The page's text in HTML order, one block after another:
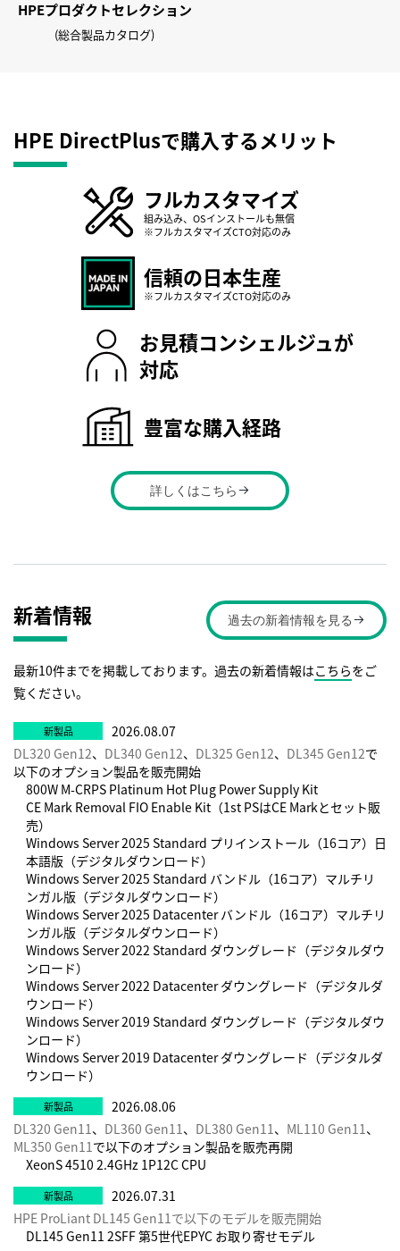
HPE ProLiant Gen11サーバーの “One-button セキュア消
去” は本当に “セキュア” なのか？
った魅惑の在宅勤務 ～ →
【前世紀AI技術者が語るシリーズ】AI学習サーバーとAI推論
サーバーって？ →
HPE Linux技術情報サイトの歩き方の概要 →
【連載】一歩先行くサーバー HPE ProLiant Gen11 サーバ
ーの特長 その3 ー最適化ー (後編)
【連載】一歩先行くサーバー HPE ProLiant Gen11 サーバ
ーの特長 その3 ー最適化ー (前編) →
の特長 その2 ーセキュリティ・バイ・デザインー →
【連載】一歩先行くサーバー HPE ProLiant Gen11 サーバ
【連載】一歩先行くサーバー HPE ProLiant Gen11 サーバ
HPE ProLiantサーバーとWindows Server 2022が、中堅・
中小企業向けのビジネスを変えます
中堅・中小企業のエッジコンピューティングによるイノベー
ハイブリッドクラウドを支えるインテリジェントな基盤
HPE ProLiantとWindows Server →
ルバックアップ →
Windows 11への移行に備えて
導入前のアドバイス - HPE ProLiant Gen10 Plusからのセキ
ュリティ新機能：セキュア ゼロタッチオンボーディング →
導入前のアドバイス - HPE ProLiant Gen10 Plusからのセキ
ュリティ新機能：プラットフォーム証明書 →
新登場: HPE ProLiant ML30 Gen10 PlusおよびHPE
ProLiant DL20 Gen10 Plusサーバー →
iLO、セキュリティ、ゼロトラスト、イントラネット
Windows Server 2022のダウングレード権をご存知でしょ
うか。詳細をご確認ください。 →
【連載 : 産業別ソリューション】TELCO – vRAN編
→
HPE ProLiantとWindows Server 2022のセキュリティトレ
ーニングビデオを公開しました！
Windows ServerとHPE ProLiantサーバーに対するサポー
トオプションの概要 →
【連載】HPE ProLiantがハイブリッドクラウドのインテリ
ジェントなコンピューティング基盤となる10の理由③：イン
テリジェントな自動化
【連載】HPE ProLiantがハイブリッドクラウドのインテリ
ジェントなコンピューティング基盤となる10の理由②：全方
位的なセキュリティ →
【連載】HPE ProLiantがハイブリッドクラウドのインテリ
ジェントなコンピューティング基盤となる10の理由①：ワー
クロードの最適化 →
アンケート結果: HPE ProLiantサーバーが選ばれる理由
HPEプロダクトセレクション
(総合製品カタログ)
HPE DirectPlusで購入するメリット
フルカスタマイズ
組み込み、OSインストールも無償
※フルカスタマイズCTO対応のみ
信頼の日本生産
※フルカスタマイズCTO対応のみ
お見積コンシェルジュが
対応
豊富な購入経路
詳しくはこちら
新着情報 過去の新着情報を見る
最新10件までを掲載しております。過去の新着情報はこちらをご
覧ください。
2026.08.07
DL320 Gen12、 DL340 Gen12、 DL325 Gen12、 DL345 Gen12で
以下のオプション製品を販売開始
800W M-CRPS Platinum Hot Plug Power Supply Kit
CE Mark Removal FIO Enable Kit（1st PSはCE Markとセット販
売）
Windows Server 2025 Standard プリインストール（16コア）日
本語版（デジタルダウンロード）
Windows Server 2025 Standard バンドル（16コア）マルチリ
ンガル版（デジタルダウンロード）
Windows Server 2025 Datacenter バンドル（16コア）マルチリ
ンガル版（デジタルダウンロード）
Windows Server 2022 Standard ダウングレード（デジタルダウ
ンロード）
Windows Server 2022 Datacenter ダウングレード（デジタルダ
ウンロード）
Windows Server 2019 Standard ダウングレード（デジタルダウ
ンロード）
Windows Server 2019 Datacenter ダウングレード（デジタルダ
ウンロード）
2026.08.06
DL320 Gen11 、 DL360 Gen11 、 DL380 Gen11 、 ML110 Gen11 、
ML350 Gen11 で以下のオプション製品を販売再開
XeonS 4510 2.4GHz 1P12C CPU
2026.07.31
HPE ProLiant DL145 Gen11で以下のモデルを販売開始
DL145 Gen11 2SFF 第5世代EPYC お取り寄せモデル